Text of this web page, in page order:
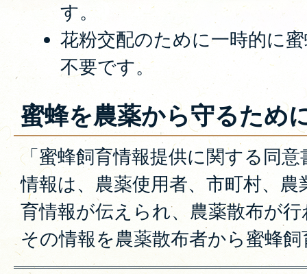
す。
花粉交配のために一時的に
不要です。
蜜蜂を農薬から守るため
「蜜蜂飼育情報提供に関する同
情報は、農薬使用者、市町村、
育情報が伝えられ、農薬散布が
その情報を農薬散布者から蜜蜂